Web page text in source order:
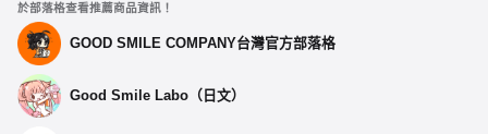
於部落格查看推薦商品資訊！
GOOD SMILE COMPANY台灣官方部落格
Good Smile Labo（日文）